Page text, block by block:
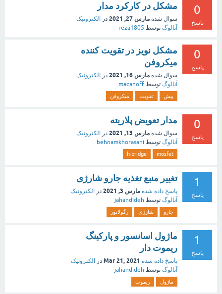
0
پاسخ
مشکل در کارکرد مدار
سوال شده مارس 27, 2021 در
الکترونیک
آنالوگ توسط reza1805
0
پاسخ
مشکل نویز در تقویت کننده
میکروفن
سوال شده مارس 16, 2021 در
الکترونیک
آنالوگ توسط macanoff
پیش تقویت میکروفن
0
پاسخ
مدار تعویض پلاریته
سوال شده مارس 13, 2021 در
الکترونیک
آنالوگ توسط behnamkhorasani
mosfet
h-bridge
1
پاسخ
تغییر منبع تغذیه جارو شارژی
پاسخ داده شده مارس 3, 2021 در
الکترونیک
آنالوگ توسط jahandideh
جارو شارژی رگولاتور
1
پاسخ
ماژول اسانسور و پارکینگ
ریموت دار
پاسخ داده شده Mar 21, 2021 در
الکترونیک
آنالوگ توسط jahandideh
ماژول ریموت